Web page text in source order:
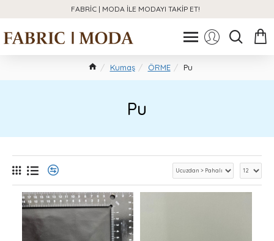
FABRIC | MODA ILE MODAYI TAKIP ET!
Kumaş ÖRME Pu
Pu